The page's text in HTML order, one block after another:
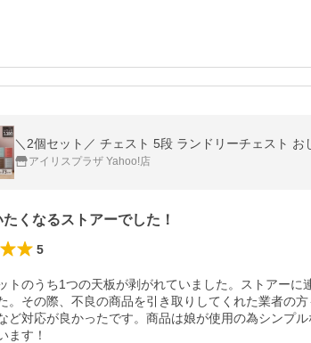
アイリスプラザ Yahoo!店
たくなるストアーでした！
5
トのうち1つの天板が剥がれていました。ストアーに
。その際、不良の商品を引き取りしてくれた業者の
ど対応が良かったです。商品は娘が使用の為シンプ
ます！